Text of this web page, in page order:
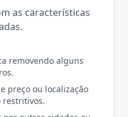
as características
removendo alguns
preço ou localização
restritivos.